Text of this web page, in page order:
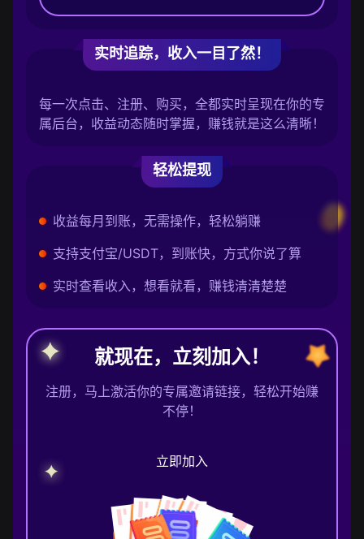
实时追踪，收入一目了然！
每一次点击、注册、购买，全都实时呈现在你的专
属后台，收益动态随时掌握，赚钱就是这么清晰！
轻松提现
收益每月到账，无需操作，轻松躺赚
支持支付宝/USDT，到账快，方式你说了算
实时查看收入，想看就看，赚钱清清楚楚
就现在，立刻加入！
注册，马上激活你的专属邀请链接，轻松开始赚
不停！
立即加入